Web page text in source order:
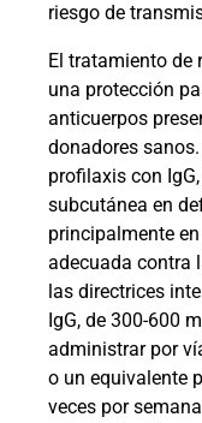
riesgo de
El tratamiento de
una protección
anticuerpos
donadores
profilaxis con
subcutánea en
principalmente
adecuada contra
las directrices
IgG, de 300-600
administrar por
o un equivalente
veces por